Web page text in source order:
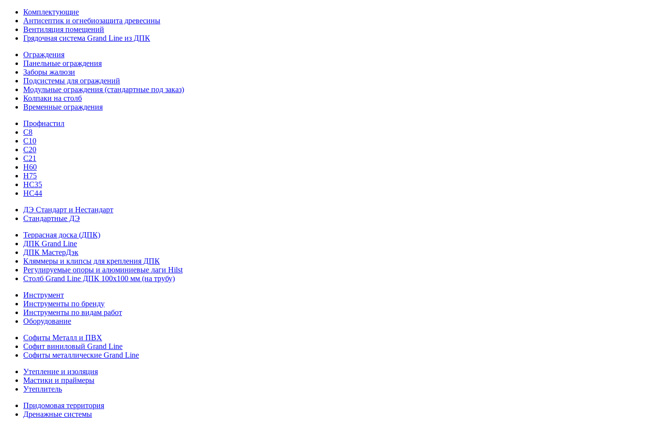
Комплектующие
Антисептик и огнебиозащита древесины
Вентиляция помещений
Грядочная система Grand Line из ДПК
Ограждения
Панельные ограждения
Заборы жалюзи
Подсистемы для ограждений
Модульные ограждения (стандартные под заказ)
Колпаки на столб
Временные ограждения
Профнастил
С8
С10
С20
С21
H60
H75
HС35
НС44
ДЭ Стандарт и Нестандарт
Стандартные ДЭ
Террасная доска (ДПК)
ДПК Grand Line
ДПК МастерДэк
Кляммеры и клипсы для крепления ДПК
Регулируемые опоры и алюминиевые лаги Hilst
Столб Grand Line ДПК 100х100 мм (на трубу)
Инструмент
Инструменты по бренду
Инструменты по видам работ
Оборудование
Софиты Металл и ПВХ
Софит виниловый Grand Line
Софиты металлические Grand Line
Утепление и изоляция
Мастики и праймеры
Утеплитель
Придомовая территория
Дренажные системы